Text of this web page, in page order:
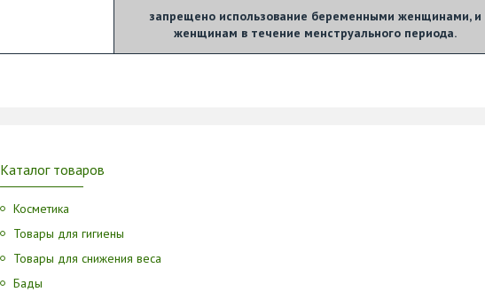
запрещено использование беременными женщинами, и
женщинам в течение менструального периода.
Каталог товаров
Косметика
Товары для гигиены
Товары для снижения веса
Бады